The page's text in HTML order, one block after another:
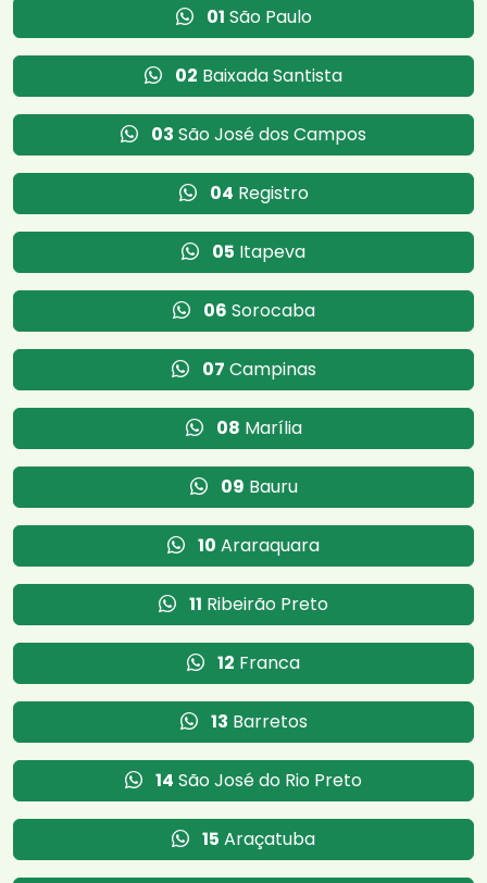
01 São Paulo
02 Baixada Santista
03 São José dos Campos
04 Registro
05 Itapeva
06 Sorocaba
07 Campinas
08 Marília
09 Bauru
10 Araraquara
11 Ribeirão Preto
12 Franca
13 Barretos
14 São José do Rio Preto
15 Araçatuba